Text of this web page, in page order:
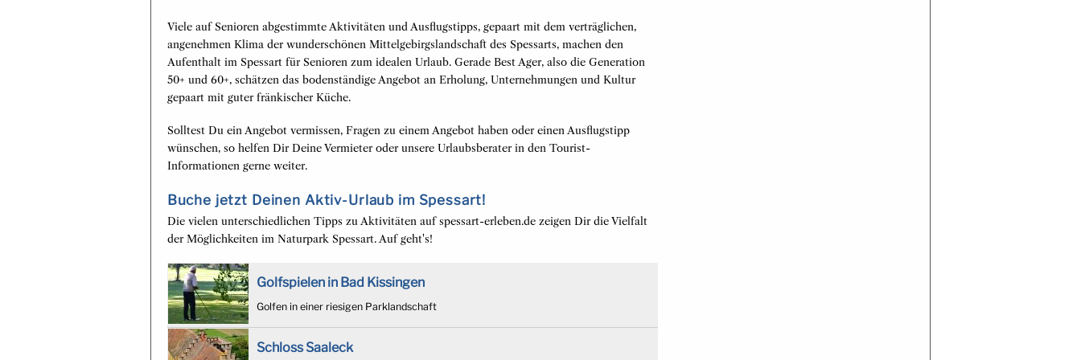
Viele auf Senioren abgestimmte Aktivitäten und Ausflugstipps, gepaart mit dem verträglichen,
angenehmen Klima der wunderschönen Mittelgebirgslandschaft des Spessarts, machen den
Aufenthalt im Spessart für Senioren zum idealen Urlaub. Gerade Best Ager, also die Generation
50+ und 60+, schätzen das bodenständige Angebot an Erholung, Unternehmungen und Kultur
gepaart mit guter fränkischer Küche.
Solltest Du ein Angebot vermissen, Fragen zu einem Angebot haben oder einen Ausflugstipp
wünschen, so helfen Dir Deine Vermieter oder unsere Urlaubsberater in den Tourist-
Informationen gerne weiter.
Buche jetzt Deinen Aktiv-Urlaub im Spessart!
Die vielen unterschiedlichen Tipps zu Aktivitäten auf spessart-erleben.de zeigen Dir die Vielfalt
der Möglichkeiten im Naturpark Spessart. Auf geht's!
Golfspielen in Bad Kissingen
Golfen in einer riesigen Parklandschaft
Schloss Saaleck